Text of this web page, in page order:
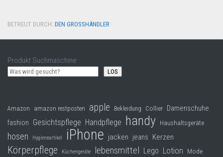
BETREUT DURCH: DEN GROSSHÄNDLER ·
Produkt Suchmaschine
LOS
Amazon amazon restposten apple Bekleidung Collier Damenschuhe
fashion Gesichtspflege Handpflege handy Haushaltsgeräte
hosen Hygieneartikel iPhone jacken jeans Kerzen
Körperpflege Küchengeräte lebensmittel Lego Lotion Mode